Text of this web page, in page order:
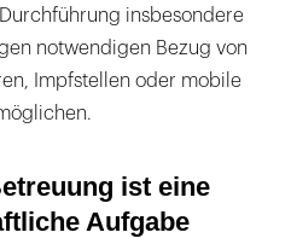
insbesondere
notwendigen Bezug von
Impfstellen oder mobile
ist eine
Aufgabe